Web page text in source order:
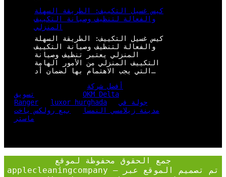
كيس غسيل التكييف: الطريقة السهلة
والفعالة لتنظيف وصيانة التكييف
المنزلي
كيس غسيل التكييف: الطريقة السهلة
والفعالة لتنظيف وصيانة التكييف
المنزلي يعتبر تنظيف وصيانة
التكييف المنزلي من الأمور الهامة
التي يجب الاهتمام بها لضمان أد…
أفضل شركة
تسويق
OKM Delta
Ranger
luxor hurghada
جولة في
مدينة زيلامسي النمسا
بيع رولكس ياخت
ماستر
جمع الحقوق محفوظة لموقع
applecleaningcompany – تم تصميم الموقع عبر